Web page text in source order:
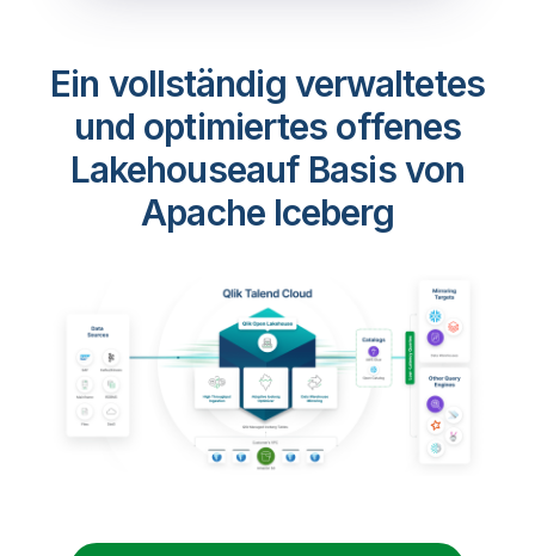
Ein vollständig verwaltetes
und optimiertes offenes
Lakehouseauf Basis von
Apache Iceberg